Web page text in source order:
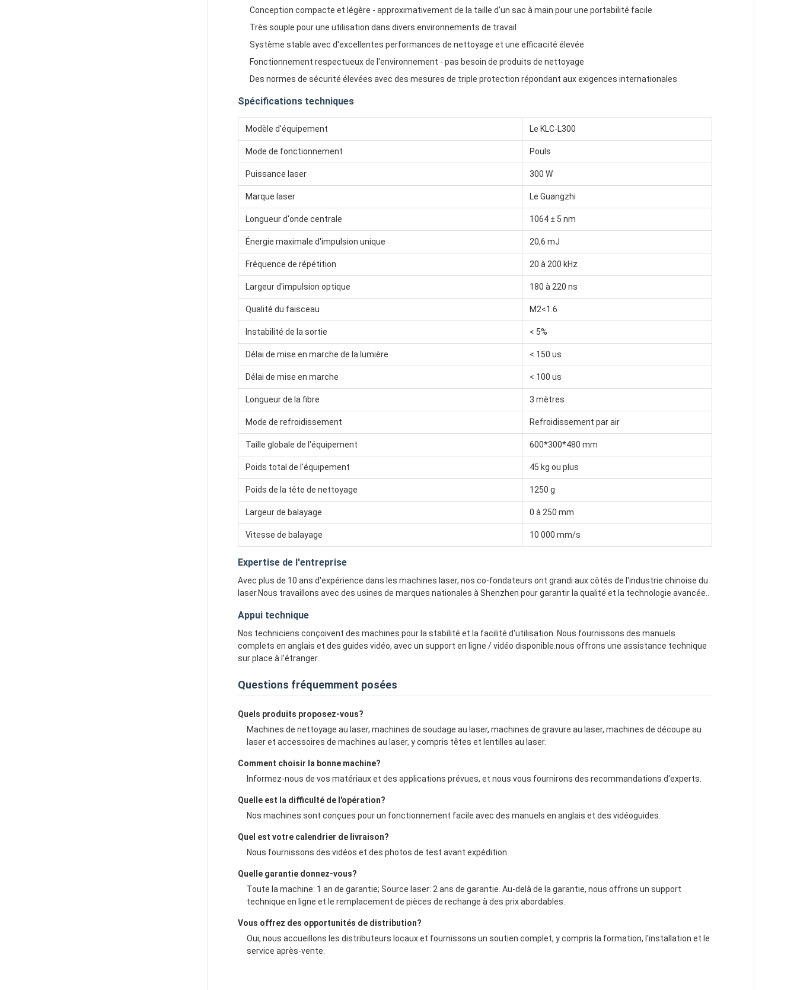
Conception compacte et légère - approximativement de la taille d'un sac à main pour une portabilité facile
Très souple pour une utilisation dans divers environnements de travail
Système stable avec d'excellentes performances de nettoyage et une efficacité élevée
Fonctionnement respectueux de l'environnement - pas besoin de produits de nettoyage
Des normes de sécurité élevées avec des mesures de triple protection répondant aux exigences internationales
Spécifications techniques
Modèle d'équipement Le KLC-L300
Mode de fonctionnement Pouls
Puissance laser 300 W
Marque laser Le Guangzhi
Longueur d'onde centrale 1064 ± 5 nm
Énergie maximale d'impulsion unique 20,6 mJ
Fréquence de répétition 20 à 200 kHz
Largeur d'impulsion optique 180 à 220 ns
Qualité du faisceau M2<1.6
Instabilité de la sortie < 5%
Délai de mise en marche de la lumière < 150 us
Délai de mise en marche < 100 us
Longueur de la fibre 3 mètres
Mode de refroidissement Refroidissement par air
Taille globale de l'équipement 600*300*480 mm
Poids total de l'équipement 45 kg ou plus
Poids de la tête de nettoyage 1250 g
Largeur de balayage 0 à 250 mm
Vitesse de balayage 10 000 mm/s
Expertise de l'entreprise
Avec plus de 10 ans d'expérience dans les machines laser, nos co-fondateurs ont grandi aux côtés de l'industrie chinoise du
laser.Nous travaillons avec des usines de marques nationales à Shenzhen pour garantir la qualité et la technologie avancée..
Appui technique
Nos techniciens conçoivent des machines pour la stabilité et la facilité d'utilisation. Nous fournissons des manuels
complets en anglais et des guides vidéo, avec un support en ligne / vidéo disponible.nous offrons une assistance technique
sur place à l'étranger.
Questions fréquemment posées
Quels produits proposez-vous?
Machines de nettoyage au laser, machines de soudage au laser, machines de gravure au laser, machines de découpe au
laser et accessoires de machines au laser, y compris têtes et lentilles au laser.
Comment choisir la bonne machine?
Informez-nous de vos matériaux et des applications prévues, et nous vous fournirons des recommandations d'experts.
Quelle est la difficulté de l'opération?
Nos machines sont conçues pour un fonctionnement facile avec des manuels en anglais et des vidéoguides.
Quel est votre calendrier de livraison?
Nous fournissons des vidéos et des photos de test avant expédition.
Quelle garantie donnez-vous?
Toute la machine: 1 an de garantie; Source laser: 2 ans de garantie. Au-delà de la garantie, nous offrons un support
technique en ligne et le remplacement de pièces de rechange à des prix abordables.
Vous offrez des opportunités de distribution?
Oui, nous accueillons les distributeurs locaux et fournissons un soutien complet, y compris la formation, l'installation et le
service après-vente.